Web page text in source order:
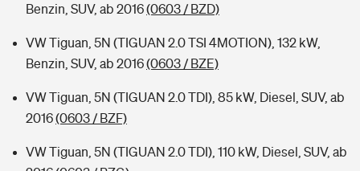
Benzin, SUV, ab 2016(0603 / BZD)
VW Tiguan, 5N (TIGUAN 2.0 TSI 4MOTION), 132 kW,
Benzin, SUV, ab 2016(0603 / BZE)
VW Tiguan, 5N (TIGUAN 2.0 TDI), 85 kW, Diesel, SUV, ab
2016(0603 / BZF)
VW Tiguan, 5N (TIGUAN 2.0 TDI), 110 kW, Diesel, SUV, ab